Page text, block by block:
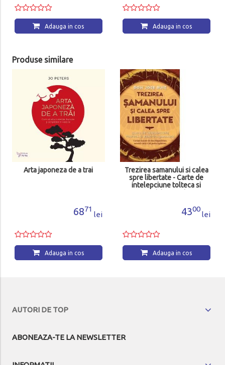
Adauga in cos Adauga in cos
Produse similare
Arta japoneza de a trai
6871
lei
Adauga in cos
Trezirea samanului si calea
spre libertate - Carte de
intelepciune tolteca si
4300
lei
Adauga in cos
AUTORI DE TOP
ABONEAZA-TE LA NEWSLETTER